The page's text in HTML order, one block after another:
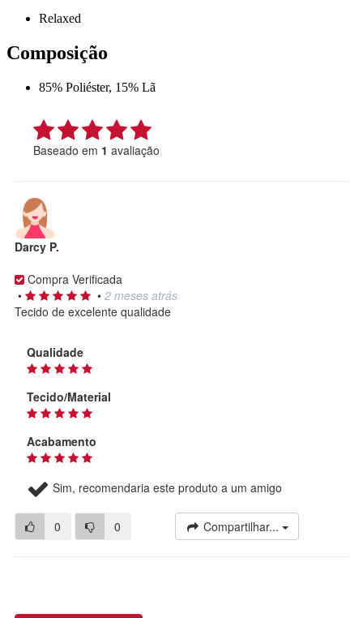
Relaxed
Composição
85% Poliéster, 15% Lã
Baseado em 1 avaliação
Darcy P.
Compra Verificada
•
• 2 meses atrás
Tecido de excelente qualidade
Qualidade
Tecido/Material
Acabamento
Sim, recomendaria este produto a um amigo
0 0 Compartilhar...